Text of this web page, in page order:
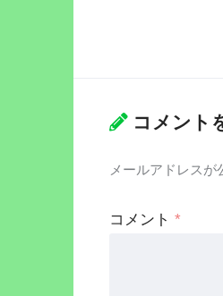
コメント
メールアドレスが
コメント *